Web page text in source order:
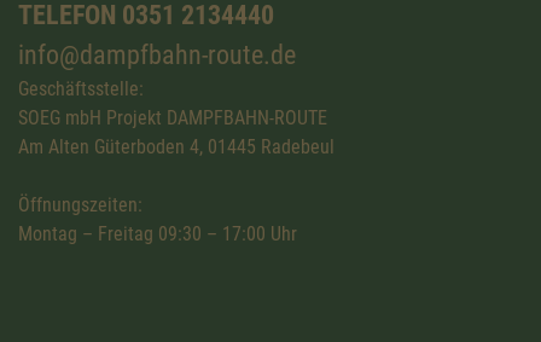
TELEFON 0351 2134440
info@dampfbahn-route.de
Geschäftsstelle:
SOEG mbH Projekt DAMPFBAHN-ROUTE
Am Alten Güterboden 4, 01445 Radebeul
Öffnungszeiten:
Montag – Freitag 09:30 – 17:00 Uhr